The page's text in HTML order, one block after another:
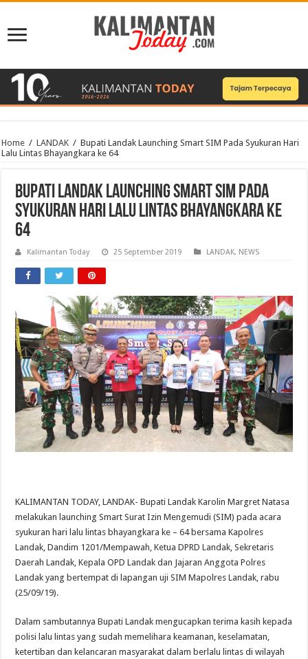
Home / LANDAK / Bupati Landak Launching Smart SIM Pada Syukuran Hari
Lalu Lintas Bhayangkara ke 64
Bupati Landak Launching Smart SIM Pada
Syukuran Hari Lalu Lintas Bhayangkara ke
64
Kalimantan Today 25 September 2019 LANDAK, NEWS
KALIMANTAN TODAY, LANDAK- Bupati Landak Karolin Margret Natasa
melakukan launching Smart Surat Izin Mengemudi (SIM) pada acara
syukuran hari lalu lintas bhayangkara ke – 64 bersama Kapolres
Landak, Dandim 1201/Mempawah, Ketua DPRD Landak, Sekretaris
Daerah Landak, Kepala OPD Landak dan Jajaran Anggota Polres
Landak yang bertempat di lapangan uji SIM Mapolres Landak, rabu
(25/09/19).
Dalam sambutannya Bupati Landak mengucapkan terima kasih kepada
polisi lalu lintas yang sudah memelihara keamanan, keselamatan,
ketertiban dan kelancaran masyarakat dalam berlalu lintas di wilayah